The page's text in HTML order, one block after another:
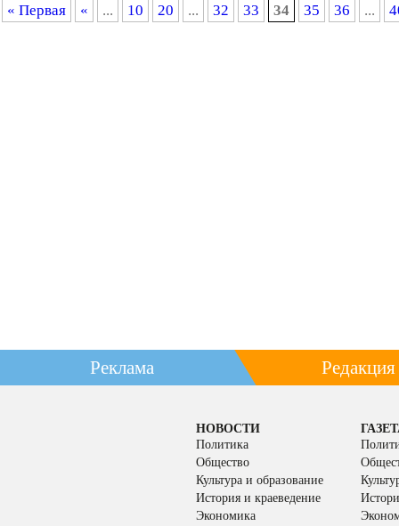
« Первая « ... 10 20 ... 32 33 34 35 36 ...
Реклама Редакция
НОВОСТИ
Политика
Общество
Культура и образование
История и краеведение
Экономика